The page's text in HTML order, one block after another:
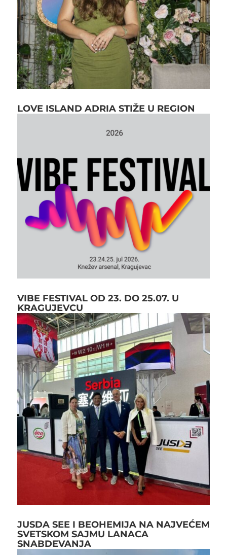
LOVE ISLAND ADRIA STIŽE U REGION
VIBE FESTIVAL OD 23. DO 25.07. U
KRAGUJEVCU
JUSDA SEE I BEOHEMIJA NA NAJVEĆEM
SVETSKOM SAJMU LANACA
SNABDEVANJA